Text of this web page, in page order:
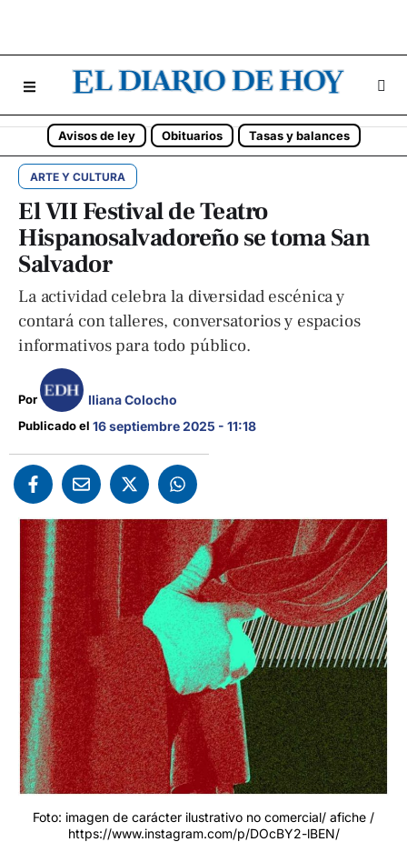
Avisos de ley Obituarios Tasas y balances
ARTE Y CULTURA
El VII Festival de Teatro
Hispanosalvadoreño se toma San
Salvador
La actividad celebra la diversidad escénica y
contará con talleres, conversatorios y espacios
informativos para todo público.
Por Iliana Colocho
Publicado el 16 septiembre 2025 - 11:18
Foto: imagen de carácter ilustrativo no comercial/ afiche /
https://www.instagram.com/p/DOcBY2-lBEN/